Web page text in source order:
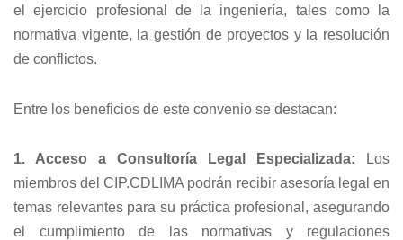
el ejercicio profesional de la ingeniería, tales como la
normativa vigente, la gestión de proyectos y la resolución
de conflictos.
Entre los beneficios de este convenio se destacan:
1. Acceso a Consultoría Legal Especializada: Los
miembros del CIP.CDLIMA podrán recibir asesoría legal en
temas relevantes para su práctica profesional, asegurando
el cumplimiento de las normativas y regulaciones